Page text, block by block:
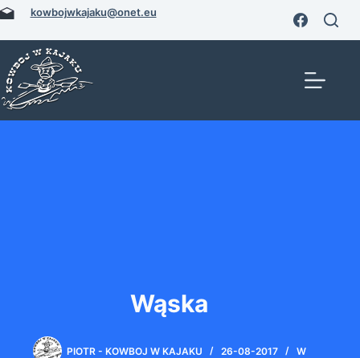
Przejdź
treści
kowbojwkajaku@onet.eu
Wąska
PIOTR - KOWBOJ W KAJAKU 26-08-2017 W